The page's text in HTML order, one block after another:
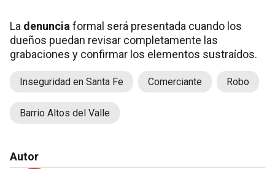
La denunciaformal será presentada cuando los
dueños puedan revisar completamente las
grabaciones y confirmar los elementos sustraídos.
Inseguridad en Santa Fe Comerciante Robo
Barrio Altos del Valle
Autor